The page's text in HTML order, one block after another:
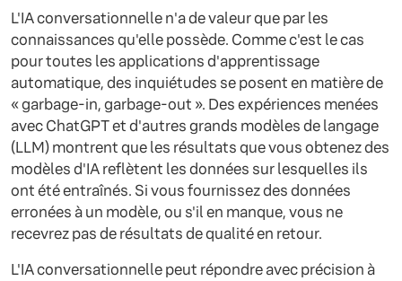
L'IA conversationnelle n'a de valeur que par les
connaissances qu'elle possède. Comme c'est le cas
pour toutes les applications d'apprentissage
automatique, des inquiétudes se posent en matière de
« garbage-in, garbage-out ». Des expériences menées
avec ChatGPT et d'autres grands modèles de langage
(LLM) montrent que les résultats que vous obtenez des
modèles d'IA reflètent les données sur lesquelles ils
ont été entraînés. Si vous fournissez des données
erronées à un modèle, ou s'il en manque, vous ne
recevrez pas de résultats de qualité en retour.
L'IA conversationnelle peut répondre avec précision à